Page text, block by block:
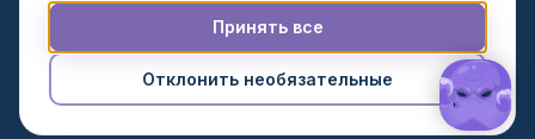
© 2026 Crypocto. Все права защищены.
Отклонить необязательные
Принять все